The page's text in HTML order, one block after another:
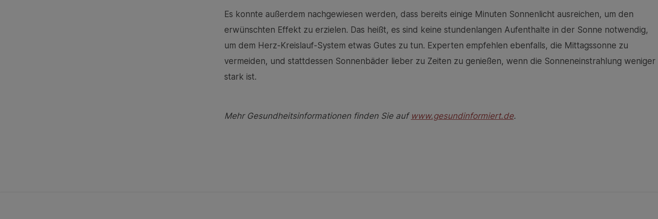
Es konnte außerdem nachgewiesen werden, dass bereits einige Minuten Sonnenlicht ausreichen, um den
erwünschten Effekt zu erzielen. Das heißt, es sind keine stundenlangen Aufenthalte in der Sonne notwendig,
um dem Herz-Kreislauf-System etwas Gutes zu tun. Experten empfehlen ebenfalls, die Mittagssonne zu
vermeiden, und stattdessen Sonnenbäder lieber zu Zeiten zu genießen, wenn die Sonneneinstrahlung weniger
stark ist.
Mehr Gesundheitsinformationen finden Sie auf www.gesundinformiert.de.